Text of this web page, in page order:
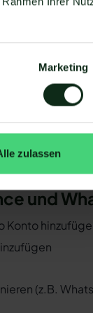
Marketing
zulassen
Mit dem
bereitstellen,
in der Lage,
Zapier
natürlich auch
WhatsApp
wie die
und
Konto
(z.B.